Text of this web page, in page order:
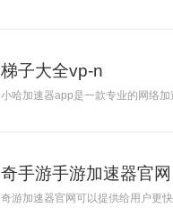
梯子大全vp-n
小哈加速器app是一款专业的网络
奇手游手游加速器官网
奇游加速器官网可以提供给用户更